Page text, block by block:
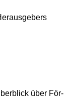
über För­